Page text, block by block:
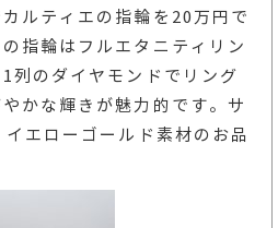
ルティエの指輪を20万円で
指輪はフルエタニティリン
列のダイヤモンドでリング
かな輝きが魅力的です。サ
エローゴールド素材のお品